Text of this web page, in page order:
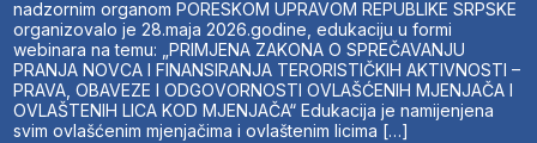
nadzornim organom PORESKOM UPRAVOM REPUBLIKE SRPSKE
organizovalo je 28.maja 2026.godine, edukaciju u formi
webinara na temu: „PRIMJENA ZAKONA O SPREČAVANJU
PRANJA NOVCA I FINANSIRANJA TERORISTIČKIH AKTIVNOSTI –
PRAVA, OBAVEZE I ODGOVORNOSTI OVLAŠĆENIH MJENJAČA I
OVLAŠTENIH LICA KOD MJENJAČA“ Edukacija je namijenjena
svim ovlašćenim mjenjačima i ovlaštenim licima […]